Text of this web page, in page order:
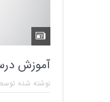
آموزش
نوشته شده